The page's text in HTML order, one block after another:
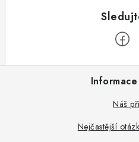
Z
Náš
Nejčastější